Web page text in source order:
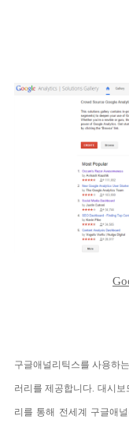
구글애널리틱스를 사용하
러리를 제공합니다. 대시
리를 통해 전세계 구글애